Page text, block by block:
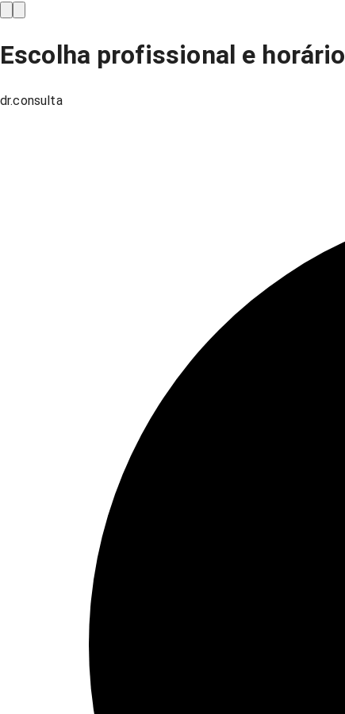
Escolha profissional e horário
dr.consulta